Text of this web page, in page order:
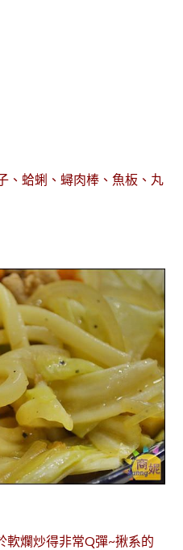
、蛤蜊、蟳肉棒、魚板、丸
軟爛炒得非常Q彈~揪系的